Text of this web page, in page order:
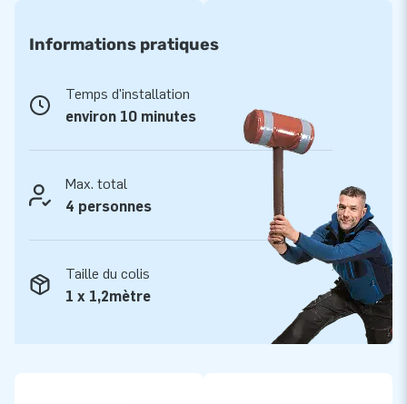
facilement et rapidement chez JB Gonflables. Vous voulez
commander votre Fun Slide gonflable en ligne, alors ajoutez
votre toboggan Fun Slide préféré à votre panier et payez
directement en ligne. En quelques jours, vous recevrez votre
Fun Slide gonflable ! Vous pouvez donc commander une
structure gonflable à la dernière minute et la recevoir à
temps. Tous les toboggans gonflables Fun Slide sont livrés
avec une soufflerie et sont garantis 5 ans. Alors achetez vite
un grand toboggan à thème chez JB Gonflables et que la fête
commence !
Informations pratiques
Temps d'installation
environ 10 minutes
Max. total
4 personnes
Taille du colis
1 x 1,2mètre